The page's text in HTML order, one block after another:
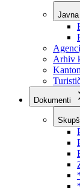
Arhiv
Dokumenti